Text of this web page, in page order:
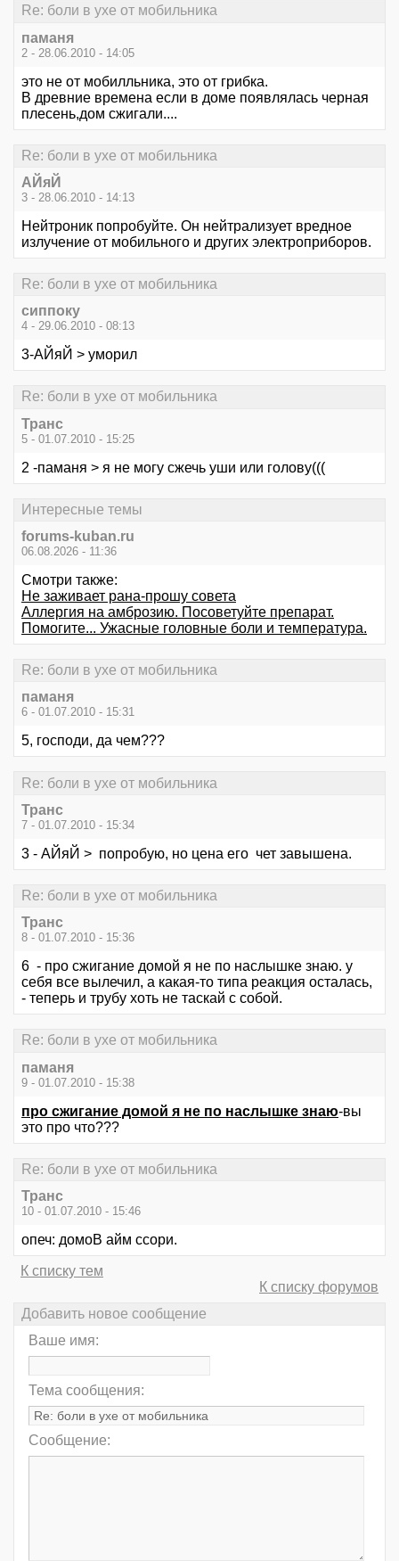
Re: боли в ухе от мобильника
паманя
2 - 28.06.2010 - 14:05
это не от мобилльника, это от грибка.
В древние времена если в доме появлялась черная
плесень,дом сжигали....
Re: боли в ухе от мобильника
АЙяЙ
3 - 28.06.2010 - 14:13
Нейтроник попробуйте. Он нейтрализует вредное
излучение от мобильного и других электроприборов.
Re: боли в ухе от мобильника
сиппоку
4 - 29.06.2010 - 08:13
3-АЙяЙ > уморил
Re: боли в ухе от мобильника
Транс
5 - 01.07.2010 - 15:25
2 -паманя > я не могу сжечь уши или голову(((
Интересные темы
forums-kuban.ru
06.08.2026 - 11:36
Смотри также:
Не заживает рана-прошу совета
Аллергия на амброзию. Посоветуйте препарат.
Помогите... Ужасные головные боли и температура.
Re: боли в ухе от мобильника
паманя
6 - 01.07.2010 - 15:31
5, господи, да чем???
Re: боли в ухе от мобильника
Транс
7 - 01.07.2010 - 15:34
3 - АЙяЙ > попробую, но цена его чет завышена.
Re: боли в ухе от мобильника
Транс
8 - 01.07.2010 - 15:36
6 - про сжигание домой я не по наслышке знаю. у
себя все вылечил, а какая-то типа реакция осталась,
- теперь и трубу хоть не таскай с собой.
Re: боли в ухе от мобильника
паманя
9 - 01.07.2010 - 15:38
про сжигание домой я не по наслышке знаю-вы
это про что???
Re: боли в ухе от мобильника
Транс
10 - 01.07.2010 - 15:46
опеч: домоВ айм ссори.
К списку тем
К списку форумов
Добавить новое сообщение
Ваше имя:
Тема сообщения:
Сообщение: